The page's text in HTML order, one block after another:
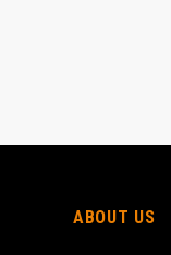
ABOUT US